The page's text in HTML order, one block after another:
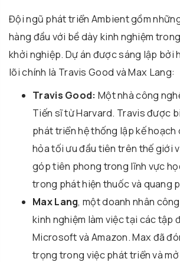
Đội ngũ phát triển Ambient gồm
hàng đầu với bề dày kinh nghiệm
khởi nghiệp. Dự án được sáng lập bởi
lõi chính là Travis Good và Max Lang:
Travis Good: Một nhà công
Tiến sĩ từ Harvard. Travis được
phát triển hệ thống lập kế hoạch
hỏa tối ưu đầu tiên trên thế giới
góp tiên phong trong lĩnh vực
trong phát hiện thuốc và quang
Max Lang, một doanh nhân
kinh nghiệm làm việc tại các tập
Microsoft và Amazon. Max đã
trọng trong việc phát triển và